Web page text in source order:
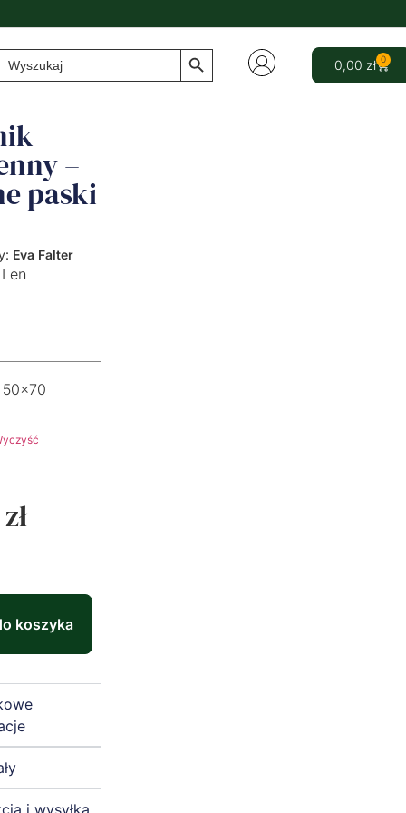
for:
Search Button
0,00 zł 0
–
paski
Eva Falter
Len
50x70
zł
koszyka